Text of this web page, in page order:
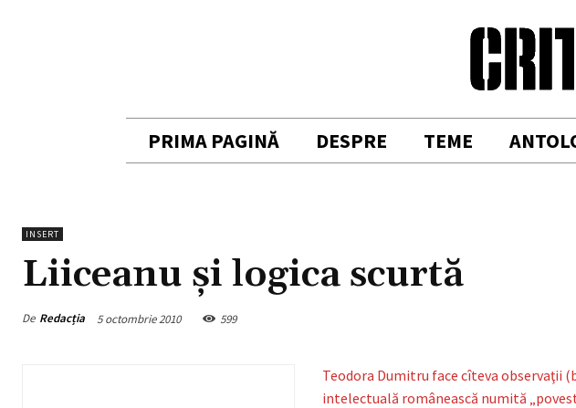
PRIMA PAGINĂ DESPRE TEME
INSERT
Liiceanu şi logica scurtă
De Redacția 5 octombrie 2010 599
Teodora Dumitru face cîteva observaţii
intelectuală românească numită